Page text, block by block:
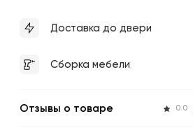
Доставка до двери
Сборка мебели
Отзывы о товаре 0.0